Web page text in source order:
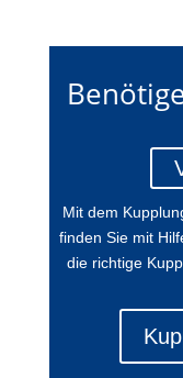
Mit dem
finden Sie mit
die richtige